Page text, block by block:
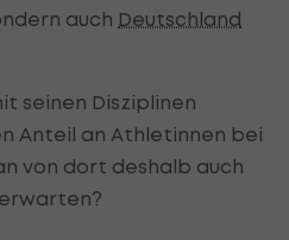
auch Deutschland
seinen Disziplinen
Anteil an Athletinnen bei
von dort deshalb auch